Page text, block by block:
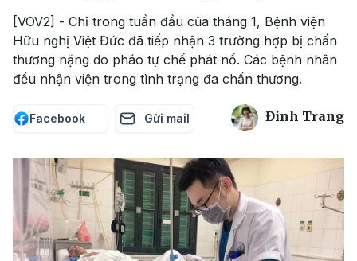
[VOV2] - Chỉ trong tuần đầu của tháng 1, Bệnh viện
Hữu nghị Việt Đức đã tiếp nhận 3 trường hợp bị chấn
thương nặng do pháo tự chế phát nổ. Các bệnh nhân
đều nhận viện trong tình trạng đa chấn thương.
Facebook Gửi mail Đinh Trang